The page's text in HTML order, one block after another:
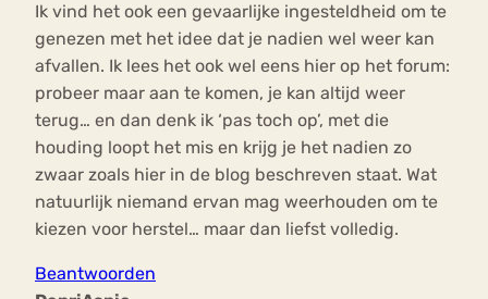
Ik vind het ook een gevaarlijke ingesteldheid om te
genezen met het idee dat je nadien wel weer kan
afvallen. Ik lees het ook wel eens hier op het forum:
probeer maar aan te komen, je kan altijd weer
terug… en dan denk ik ‘pas toch op’, met die
houding loopt het mis en krijg je het nadien zo
zwaar zoals hier in de blog beschreven staat. Wat
natuurlijk niemand ervan mag weerhouden om te
kiezen voor herstel… maar dan liefst volledig.
Beantwoorden